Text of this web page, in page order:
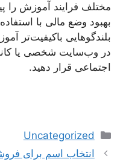
مختلف فرایند آموزش را
بهبود وضع مالی با
بلندگوهایی باکیفیت‌تر
در وب‌سایت شخصی یا
اجتماعی قرار دهید.
دسته‌ها
Uncategorized
ناوبریانتخاب اسم برای